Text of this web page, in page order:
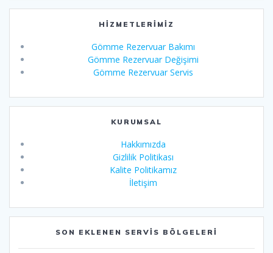
HIZMETLERIMIZ
Gömme Rezervuar Bakımı
Gömme Rezervuar Değişimi
Gömme Rezervuar Servis
KURUMSAL
Hakkımızda
Gizlilik Politikası
Kalite Politikamız
İletişim
SON EKLENEN SERVIS BÖLGELERI